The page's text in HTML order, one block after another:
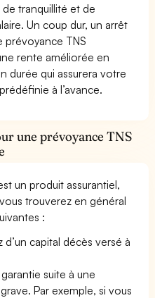
tranquillité et de
Un coup dur, un arrêt
prévoyance TNS
rente améliorée en
durée qui assurera votre
à l’avance.
une prévoyance TNS
un produit assurantiel,
trouverez en général
:
capital décès versé à
suite à une
Par exemple, si vous